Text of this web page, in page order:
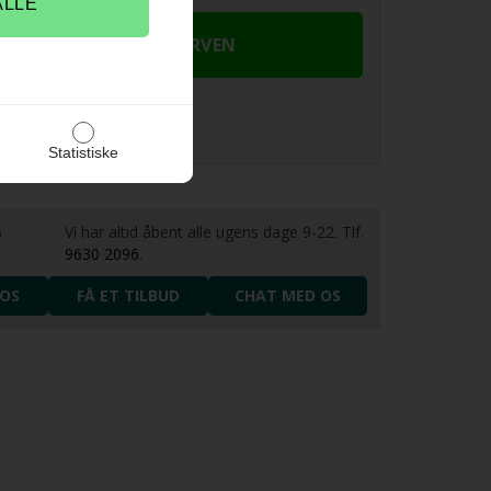
Statistiske
Vi har altid åbent alle ugens dage 9-22. Tlf.
9630 2096.
FÅ ET TILBUD CHAT MED OS